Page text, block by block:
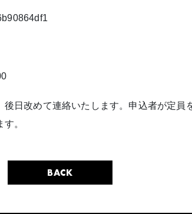
後日改めて連絡いたします。申込者が定員
。
BACK